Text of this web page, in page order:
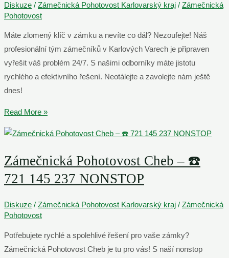
Diskuze / Zámečnická Pohotovost Karlovarský kraj / Zámečnická
Pohotovost
Máte zlomený klíč v zámku a nevíte co dál? Nezoufejte! Náš
profesionální tým zámečníků v Karlových Varech je připraven
vyřešit váš problém 24/7. S našimi odborníky máte jistotu
rychlého a efektivního řešení. Neotálejte a zavolejte nám ještě
dnes!
Vyřešíme
Zlomený
Klíč
Zámku
Zámečník
Vary
Volejte
Read More »
Zámečnická Pohotovost Cheb – ☎️
721 145 237 NONSTOP
Diskuze / Zámečnická Pohotovost Karlovarský kraj / Zámečnická
Pohotovost
Potřebujete rychlé a spolehlivé řešení pro vaše zámky?
Zámečnická Pohotovost Cheb je tu pro vás! S naší nonstop